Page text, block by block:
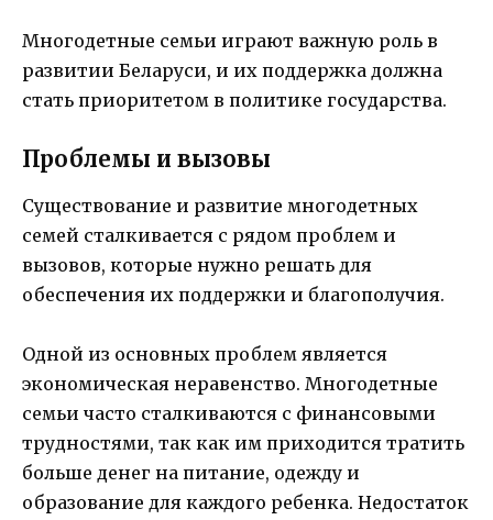
Многодетные семьи играют важную роль в
развитии Беларуси, и их поддержка должна
стать приоритетом в политике государства.
Проблемы и вызовы
Существование и развитие многодетных
семей сталкивается с рядом проблем и
вызовов, которые нужно решать для
обеспечения их поддержки и благополучия.
Одной из основных проблем является
экономическая неравенство. Многодетные
семьи часто сталкиваются с финансовыми
трудностями, так как им приходится тратить
больше денег на питание, одежду и
образование для каждого ребенка. Недостаток